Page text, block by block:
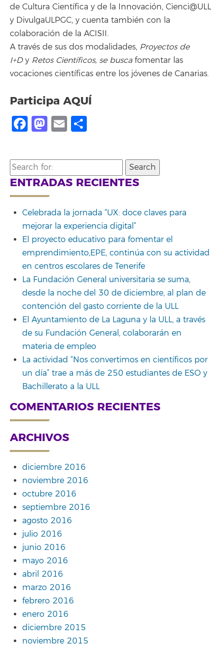
de Cultura Científica y de la Innovación, Cienci@ULL
y DivulgaULPGC, y cuenta también con la
colaboración de la ACISII.
A través de sus dos modalidades, Proyectos de
I+Dy Retos Científicos, se busca fomentar las
vocaciones científicas entre los jóvenes de Canarias.
Participa AQUÍ
Facebook
Mastodon
Email
Search
for:
ENTRADAS RECIENTES
Celebrada la jornada “UX: doce claves para
mejorar la experiencia digital”
El proyecto educativo para fomentar el
emprendimiento,EPE, continúa con su actividad
en centros escolares de Tenerife
La Fundación General universitaria se suma,
desde la noche del 30 de diciembre, al plan de
contención del gasto corriente de la ULL
El Ayuntamiento de La Laguna y la ULL, a través
de su Fundación General, colaborarán en
materia de empleo
La actividad “Nos convertimos en científicos por
un día” trae a más de 250 estudiantes de ESO y
Bachillerato a la ULL
COMENTARIOS RECIENTES
ARCHIVOS
diciembre 2016
noviembre 2016
octubre 2016
septiembre 2016
agosto 2016
julio 2016
junio 2016
mayo 2016
abril 2016
marzo 2016
febrero 2016
enero 2016
diciembre 2015
noviembre 2015